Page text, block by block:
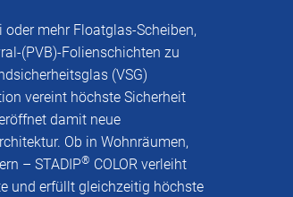
oder mehr Floatglas-Scheiben,
(PVB)-Folienschichten zu
(VSG)
vereint höchste Sicherheit
damit neue
Ob in Wohnräumen,
– STADIP® COLOR verleiht
und erfüllt gleichzeitig höchste